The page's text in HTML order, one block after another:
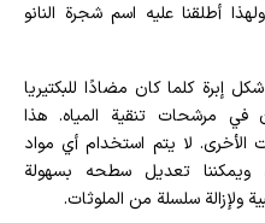
أطلقنا عليه اسم شجرة النانو
إبرة كلما كان مضادًا للبكتيريا
في مرشحات تنقية المياه. هذا
الأخرى. لا يتم استخدام أي مواد
تعديل سطحه بسهولة
ولإزالة سلسلة من الملوثات.